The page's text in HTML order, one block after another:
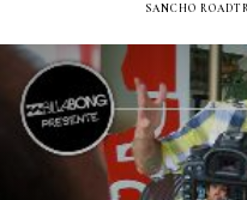
SANCHO